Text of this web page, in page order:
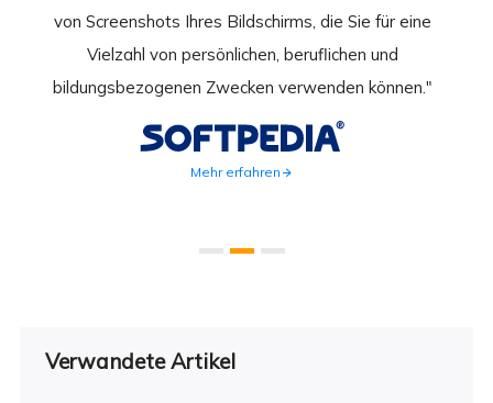
von Screenshots Ihres Bildschirms, die Sie für eine
Vielzahl von persönlichen, beruflichen und
bildungsbezogenen Zwecken verwenden können."
Mehr erfahren
Verwandete Artikel